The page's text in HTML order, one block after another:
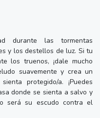
durante las tormentas
y los destellos de luz. Si tu
los truenos, ¡dale mucho
suavemente y crea un
protegido/a. ¡Puedes
donde se sienta a salvo y
será su escudo contra el